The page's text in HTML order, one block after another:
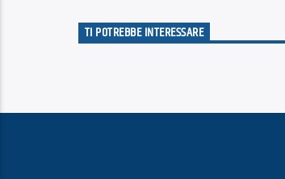
TI POTREBBE INTERESSARE